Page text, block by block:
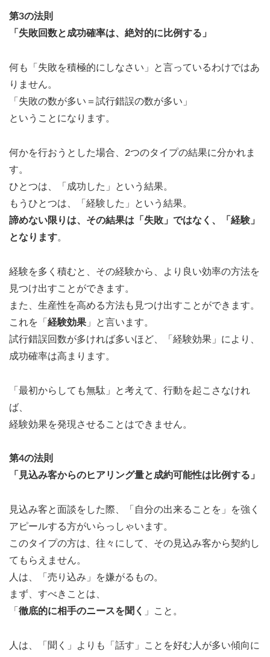
第3の法則
「失敗回数と成功確率は、絶対的に比例する」
何も「失敗を積極的にしなさい」と言っているわけではあ
りません。
「失敗の数が多い＝試行錯誤の数が多い」
ということになります。
何かを行おうとした場合、2つのタイプの結果に分かれま
す。
ひとつは、「成功した」という結果。
もうひとつは、「経験した」という結果。
諦めない限りは、その結果は「失敗」ではなく、「経験」
となります。
経験を多く積むと、その経験から、より良い効率の方法を
見つけ出すことができます。
また、生産性を高める方法も見つけ出すことができます。
これを「 経験効果 」と言います。
試行錯誤回数が多ければ多いほど、「経験効果」により、
成功確率は高まります。
「最初からしても無駄」と考えて、行動を起こさなけれ
ば、
経験効果を発現させることはできません。
第4の法則
「見込み客からのヒアリング量と成約可能性は比例する」
見込み客と面談をした際、「自分の出来ることを」を強く
アピールする方がいらっしゃいます。
このタイプの方は、往々にして、その見込み客から契約し
てもらえません。
人は、「売り込み」を嫌がるもの。
まず、すべきことは、
「 徹底的に相手のニースを聞く 」こと。
人は、「聞く」よりも「話す」ことを好む人が多い傾向に